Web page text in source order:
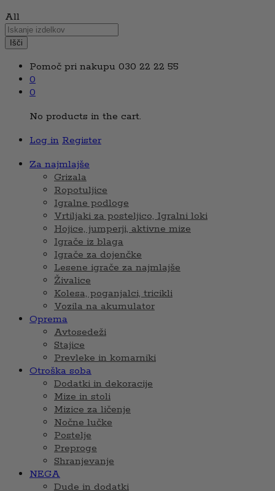
All
Išči
Pomoč pri nakupu 030 22 22 55
0
0
No products in the cart.
Log in Register
Za najmlajše
Grizala
Ropotuljice
Igralne podloge
Vrtiljaki za posteljico, Igralni loki
Hojice, jumperji, aktivne mize
Igrače iz blaga
Igrače za dojenčke
Lesene igrače za najmlajše
Živalice
Kolesa, poganjalci, tricikli
Vozila na akumulator
Oprema
Avtosedeži
Stajice
Prevleke in komarniki
Otroška soba
Dodatki in dekoracije
Mize in stoli
Mizice za ličenje
Nočne lučke
Postelje
Preproge
Shranjevanje
NEGA
Dude in dodatki